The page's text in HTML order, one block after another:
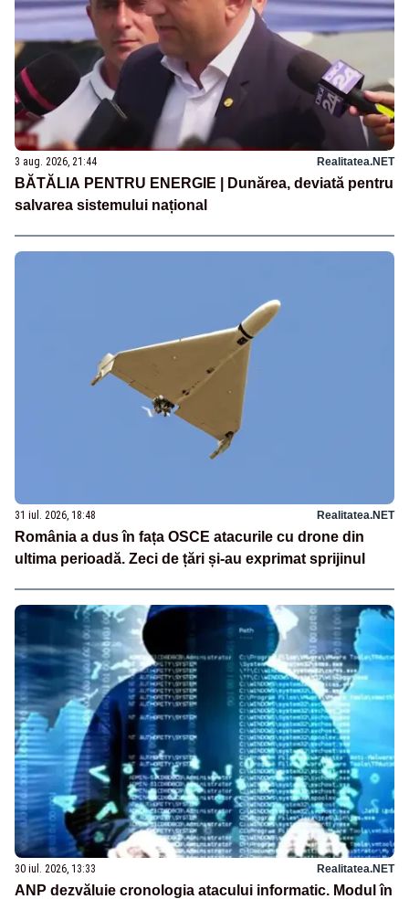
3 aug. 2026, 21:44 Realitatea.NET
BĂTĂLIA PENTRU ENERGIE | Dunărea, deviată pentru
salvarea sistemului național
31 iul. 2026, 18:48 Realitatea.NET
România a dus în fața OSCE atacurile cu drone din
ultima perioadă. Zeci de țări și-au exprimat sprijinul
30 iul. 2026, 13:33 Realitatea.NET
ANP dezvăluie cronologia atacului informatic. Modul în